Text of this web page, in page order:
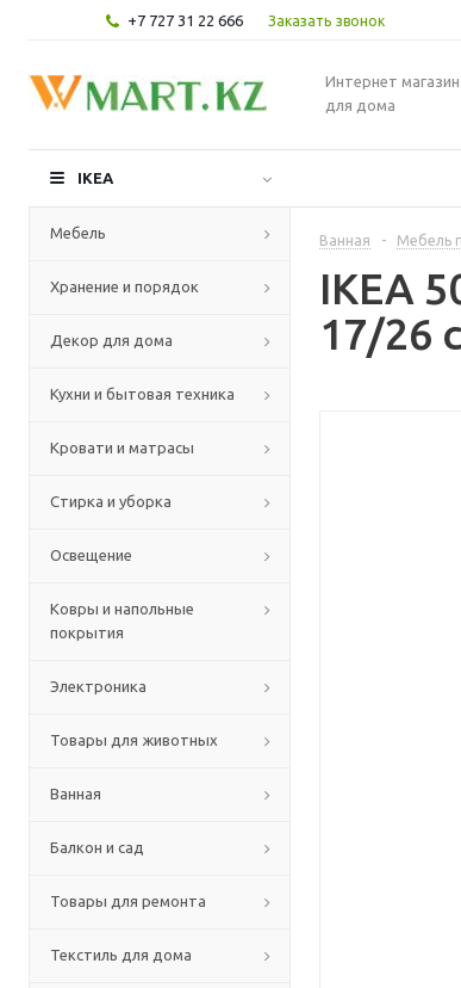
+7 727 31 22 666 Заказать звонок
Интернет
для дома
IKEA
Мебель
Хранение и порядок
Декор для дома
Кухни и бытовая техника
Кровати и матрасы
Стирка и уборка
Освещение
Ковры и напольные
покрытия
Электроника
Товары для животных
Ванная
Балкон и сад
Товары для ремонта
Текстиль для дома
Ванная - Мебель
IKEA
17/26